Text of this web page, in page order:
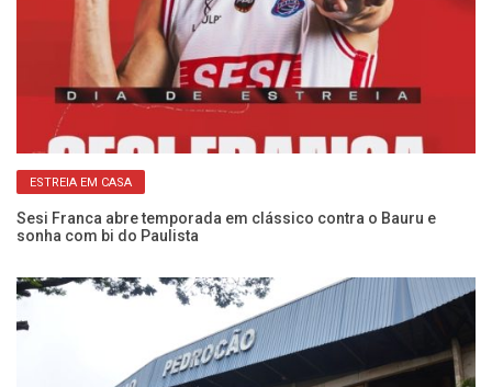
ESTREIA EM CASA
Sesi Franca abre temporada em clássico contra o Bauru e
sonha com bi do Paulista